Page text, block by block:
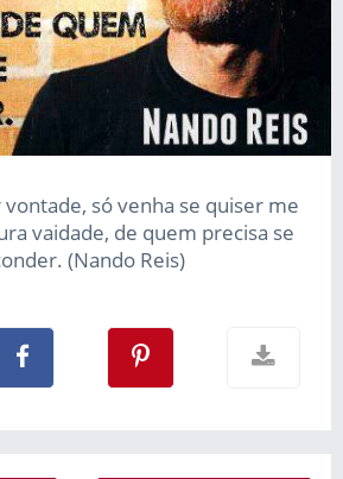
vontade, só venha se quiser me
vaidade, de quem precisa se
(Nando Reis)